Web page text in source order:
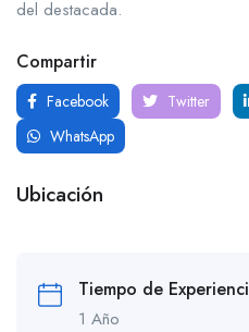
del destacada.
Compartir
Facebook Twitter
WhatsApp
Ubicación
Tiempo de
1 Año